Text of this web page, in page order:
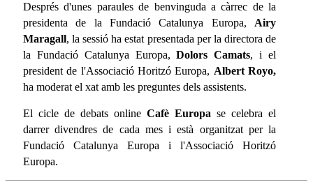
Després d'unes paraules de benvinguda a càrrec de la
presidenta de la Fundació Catalunya Europa, Airy
Maragall, la sessió ha estat presentada per la directora de
la Fundació Catalunya Europa,Dolors Camats, i el
president de l'Associació Horitzó Europa, Albert Royo,
ha moderat el xat amb les preguntes dels assistents.
El cicle de debats online Cafè Europa se celebra el
darrer divendres de cada mes i està organitzat per la
Fundació Catalunya Europa i l'Associació Horitzó
Europa.